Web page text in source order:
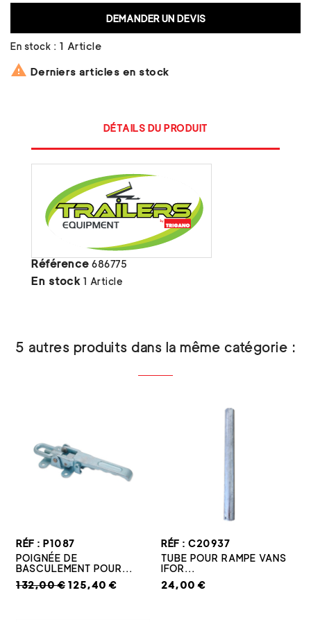
DEMANDER UN DEVIS
En stock : 1 Article
 Derniers articles en stock
DÉTAILS DU PRODUIT
Référence 686775
En stock 1 Article
5 autres produits dans la même catégorie :
RÉF : P1087
POIGNÉE DE
BASCULEMENT POUR...
132,00 € 125,40 €
RÉF : C20937
TUBE POUR RAMPE VANS
IFOR...
24,00 €